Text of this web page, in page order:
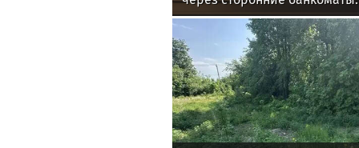
безопасно